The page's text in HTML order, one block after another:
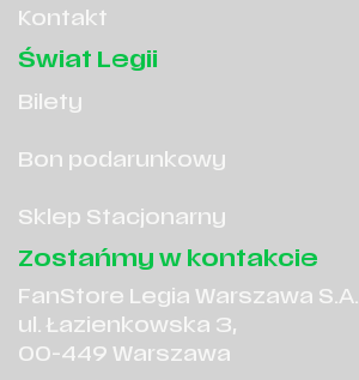
Kontakt
Świat Legii
Bilety
Bon podarunkowy
Sklep Stacjonarny
Zostańmy w kontakcie
FanStore Legia Warszawa S.A.
ul. Łazienkowska 3,
00-449 Warszawa